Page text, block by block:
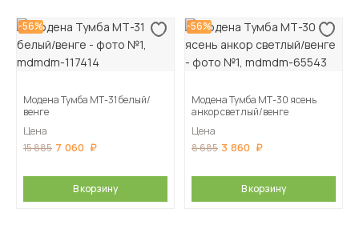
-56%
Модена Тумба МТ-31 белый/
венге
Цена
15 885 7 060
В корзину
-56%
Модена Тумба МТ-30 ясень
анкор светлый/венге
Цена
8 685 3 860
В корзину